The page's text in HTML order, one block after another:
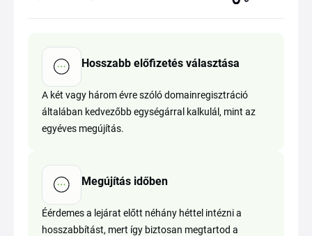
keresel vagy a tárhelyedet bővítenéd, érdemes átnézni a
Gandi kupon és promóció aktuális lehetőségeit, mielőtt
véglegesítenéd a rendelést.
Hosszabb előfizetés választása
A két vagy három évre szóló domainregisztráció
általában kedvezőbb egységárral kalkulál, mint az
egyéves megújítás.
Megújítás időben
Éérdemes a lejárat előtt néhány héttel intézni a
hosszabbítást, mert így biztosan megtartod a